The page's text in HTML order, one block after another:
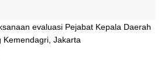
evaluasi Pejabat Kepala Daerah
Kemendagri, Jakarta